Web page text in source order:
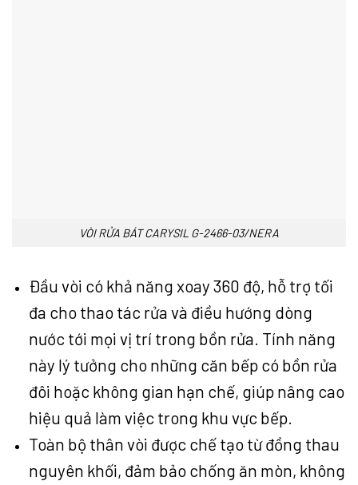
VÒI RỬA BÁT CARYSIL G-2466-03/NERA
Đầu vòi có khả năng xoay 360 độ, hỗ trợ tối
đa cho thao tác rửa và điều hướng dòng
nước tới mọi vị trí trong bồn rửa. Tính năng
này lý tưởng cho những căn bếp có bồn rửa
đôi hoặc không gian hạn chế, giúp nâng cao
hiệu quả làm việc trong khu vực bếp.
Toàn bộ thân vòi được chế tạo từ đồng thau
nguyên khối, đảm bảo chống ăn mòn, không